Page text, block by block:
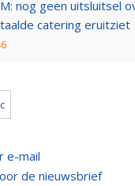
nog geen uitsluitsel
catering eruitziet
e-mail
de nieuwsbrief